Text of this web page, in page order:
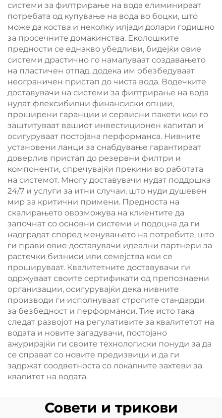
системи за филтрирање на вода елиминираат
потребата од купување на вода во боцки, што
може да коства и неколку илјади долари годишно
за просечните домакинства. Еколошките
предности се еднакво убедливи, бидејќи овие
системи драстично го намалуваат создавањето
на пластичен отпад, додека им обезбедуваат
неограничен пристап до чиста вода. Водечките
доставувачи на системи за филтрирање на вода
нудат флексибилни финансиски опции,
проширени гаранции и сервисни пакети кои го
заштитуваат вашиот инвестиционен капитал и
осигуруваат постојана перформанса. Нивните
установени ланци за снабдување гарантираат
доверлив пристап до резервни филтри и
компоненти, спречувајќи прекини во работата
на системот. Многу доставувачи нудат поддршка
24/7 и услуги за итни случаи, што нуди душевен
мир за критични примени. Предноста на
скалирањето овозможува на клиентите да
започнат со основни системи и подоцна да ги
надградат според менувањето на потребите, што
ги прави овие доставувачи идеални партнери за
растечки бизниси или семејства кои се
прошируваат. Квалитетните доставувачи ги
одржуваат своите сертификати од препознаени
организации, осигурувајќи дека нивните
производи ги исполнуваат строгите стандарди
за безбедност и перформанси. Тие исто така
следат развојот на регулативите за квалитетот на
водата и новите загадувачи, постојано
ажурирајќи ги своите технологиски понуди за да
се справат со новите предизвици и да ги
задржат соодветноста со локалните захтеви за
квалитет на водата.
Совети и трикови